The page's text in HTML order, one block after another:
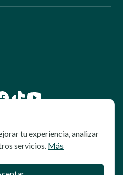
tu experiencia, analizar
servicios. Más